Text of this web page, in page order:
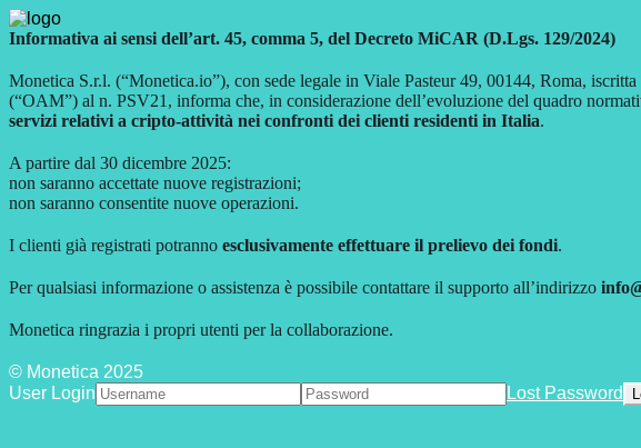
Informativa ai sensi dell’art. 45, comma 5, del Decreto MiCAR (D.Lgs. 129/2024)
Monetica S.r.l. (“Monetica.io”), con sede legale in Viale Pasteur 49, 00144, Roma,
(“OAM”) al n. PSV21, informa che, in considerazione dell’evoluzione del quadro
servizi relativi a cripto-attività nei confronti dei clienti residenti in Italia.
A partire dal 30 dicembre 2025:
non saranno accettate nuove registrazioni;
non saranno consentite nuove operazioni.
I clienti già registrati potranno esclusivamente effettuare il prelievo dei fondi.
Per qualsiasi informazione o assistenza è possibile contattare il supporto all’indirizzo
Monetica ringrazia i propri utenti per la collaborazione.
© Monetica 2025
User Login
Lost Password